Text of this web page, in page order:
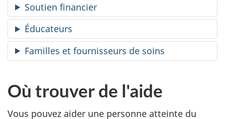
Soutien financier
Éducateurs
Familles et fournisseurs de soins
Où trouver de l'aide
Vous pouvez aider une personne atteinte du